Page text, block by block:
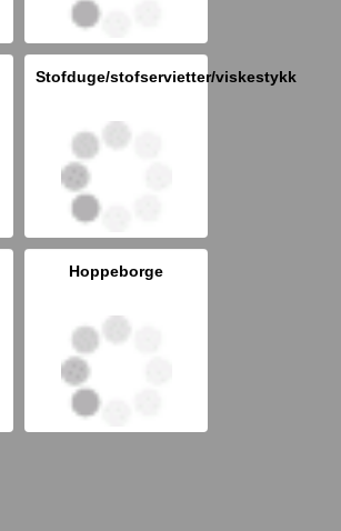
Stofduge/stofservietter/viskestykk
Hoppeborge